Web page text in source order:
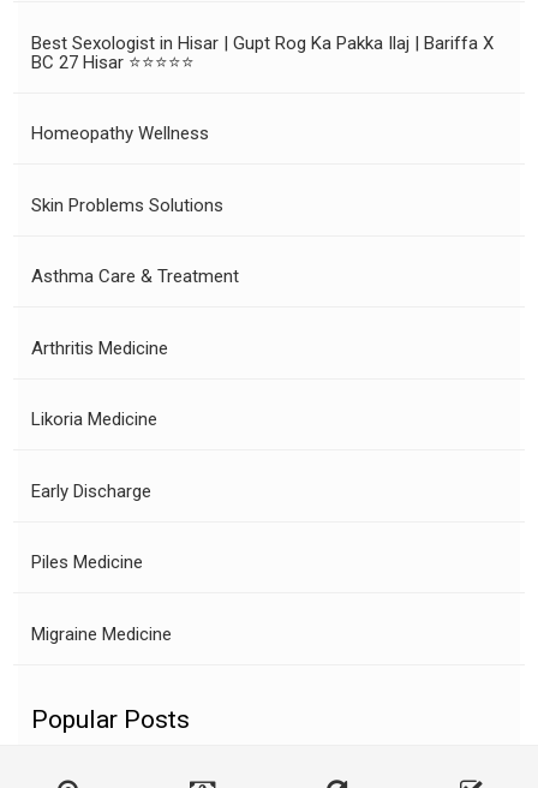
Best Sexologist in Hisar | Gupt Rog Ka Pakka Ilaj | Bariffa X
BC 27 Hisar ⭐⭐⭐⭐⭐
Homeopathy Wellness
Skin Problems Solutions
Asthma Care & Treatment
Arthritis Medicine
Likoria Medicine
Early Discharge
Piles Medicine
Migraine Medicine
Popular Posts